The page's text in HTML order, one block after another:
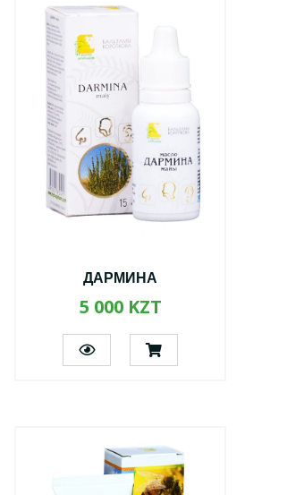
ДАРМИНА
5 000 KZT